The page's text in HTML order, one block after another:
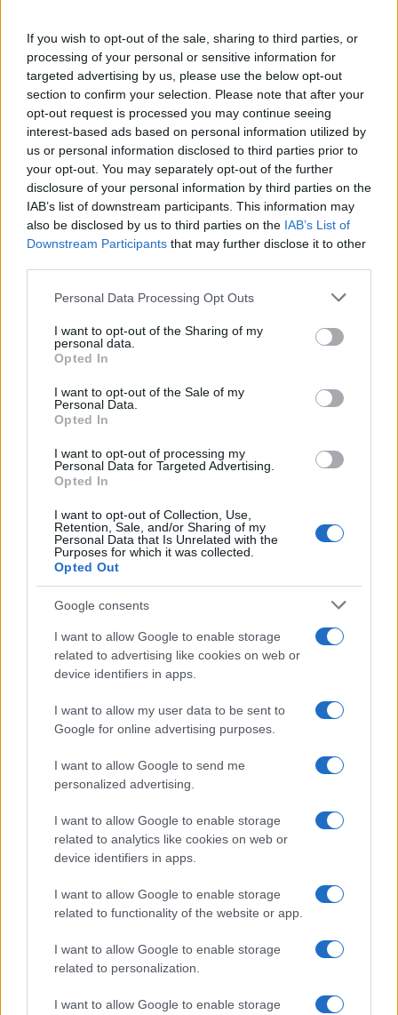
If you wish to opt-out of the sale, sharing to third parties, or
processing of your personal or sensitive information for
targeted advertising by us, please use the below opt-out
section to confirm your selection. Please note that after your
opt-out request is processed you may continue seeing
interest-based ads based on personal information utilized by
us or personal information disclosed to third parties prior to
your opt-out. You may separately opt-out of the further
disclosure of your personal information by third parties on the
IAB’s list of downstream participants. This information may
also be disclosed by us to third parties on the IAB’s List of
Downstream Participants that may further disclose it to other
Please note that this website/app uses one or more Google
not limited to your visit or usage behaviour. You may click to
grant or deny consent to Google and its third-party tags to
use your data for below specified purposes in below Google
consent section.
Personal Data Processing Opt Outs
I want to opt-out of the Sharing of my
personal data.
Opted In
I want to opt-out of the Sale of my
Personal Data.
Opted In
I want to opt-out of processing my
Personal Data for Targeted Advertising.
Opted In
I want to opt-out of Collection, Use,
Retention, Sale, and/or Sharing of my
Personal Data that Is Unrelated with the
Purposes for which it was collected.
Opted Out
Google consents
I want to allow Google to enable storage
related to advertising like cookies on web or
device identifiers in apps.
I want to allow my user data to be sent to
Google for online advertising purposes.
I want to allow Google to send me
personalized advertising.
I want to allow Google to enable storage
related to analytics like cookies on web or
device identifiers in apps.
I want to allow Google to enable storage
related to functionality of the website or app.
I want to allow Google to enable storage
related to personalization.
I want to allow Google to enable storage
Findhorn Bay: Un Angolo di Pace
Infine, dirigiti verso Findhorn Bay, una località
affascinante nel Moray Speyside. Questo villaggio
storico è noto per le sue tranquille spiagge e offre
la possibilità di immergersi nella bellezza naturale
della costa scozzese. Se sei in visita durante
l’estate, non perdere il Findhorn Bay Arts Festival
per un’esperienza culturale unica. Ti piacerebbe
La Scozia è un paese che offre un’infinità di
esperienze, perfette per chi cerca luoghi unici e
storie da raccontare. Ogni angolo racchiude un
un’avventura indimenticabile. Sei pronto a partire
per la tua avventura scozzese?
AiAdhubMedia